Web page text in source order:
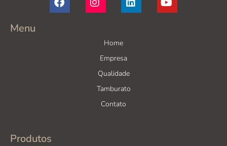
Menu
Home
Empresa
Qualidade
Tamburato
Contato
Produtos